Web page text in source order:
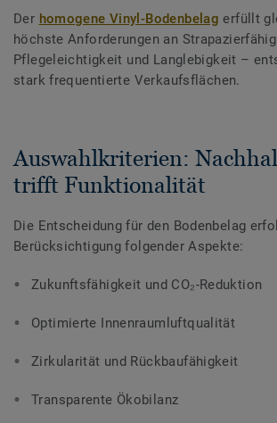
Der homogene Vinyl-Bodenbelag erfüllt
höchste Anforderungen an
Pflegeleichtigkeit und Langlebigkeit –
stark frequentierte Verkaufsflächen.
Auswahlkriterien:
trifft Funktionalität
Die Entscheidung für den Bodenbelag
Berücksichtigung folgender Aspekte:
Zukunftsfähigkeit und CO₂-Reduktion
Optimierte Innenraumluftqualität
Zirkularität und Rückbaufähigkeit
Transparente Ökobilanz